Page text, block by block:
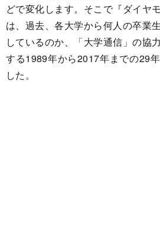
どで変化します。そこで『ダイヤ
は、過去、各大学から何人の卒業
しているのか、「大学通信」の協
する1989年から2017年までの29
した。